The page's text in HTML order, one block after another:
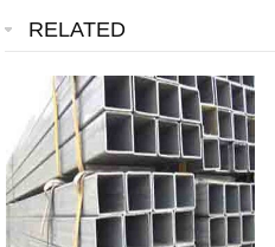
RELATED